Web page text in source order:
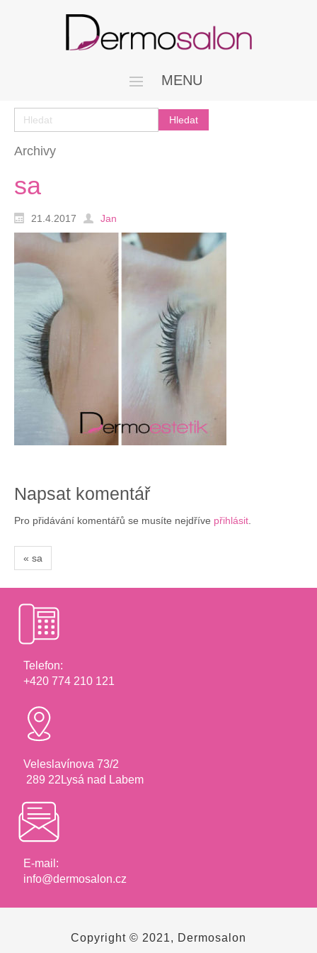
MENU
Archivy
sa
21.4.2017 Jan
Napsat komentář
Pro přidávání komentářů se musíte nejdříve přihlásit
« sa
Telefon:
+420 774 210 121
Veleslavínova 73/2
289 22Lysá nad Labem
E-mail:
info@dermosalon.cz
Copyright © 2021, Dermosalon